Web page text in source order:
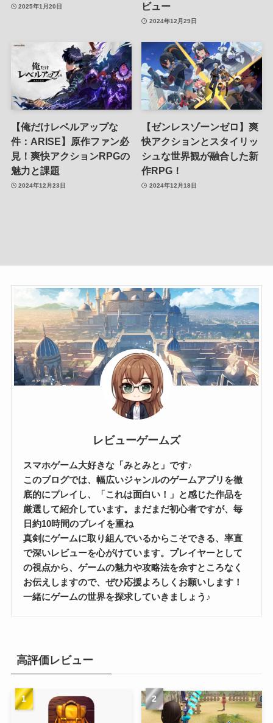
2025年1月20日
ビュー
2024年12月29日
【俺だけレベルアップな
件：ARISE】原作ファン必
見！爽快アクションRPGの
魅力と課題
2024年12月23日
【ゼンレスゾーンゼロ】爽
快アクションとスタイリッ
シュな世界観が融合した新
作RPG！
2024年12月18日
レビューゲームズ
スマホゲーム大好きな「みとみと」です♪
このブログでは、幅広いジャンルのゲームアプリを徹
底的にプレイし、「これは面白い！」と感じた作品を
厳選して紹介しています。まだまだ初心者ですが、毎
日約10時間のプレイを重ね
真剣にゲームに取り組んでいるからこそできる、率直
で深いレビューを心がけています。プレイヤーとして
の視点から、ゲームの魅力や攻略法を余すところなく
お伝えしますので、ぜひ応援よろしくお願いします！
一緒にゲームの世界を探求していきましょう♪
高評価レビュー